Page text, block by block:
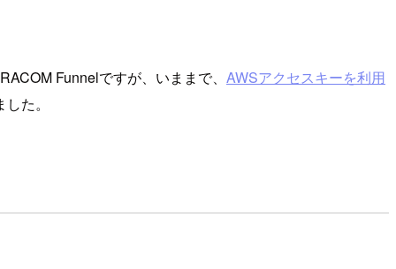
Funnelですが、いままで、 AWSアクセスキーを利用
た。